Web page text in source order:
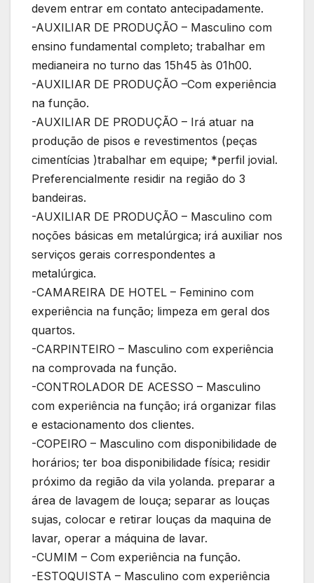
devem entrar em contato antecipadamente.
-AUXILIAR DE PRODUÇÃO – Masculino com
ensino fundamental completo; trabalhar em
medianeira no turno das 15h45 às 01h00.
-AUXILIAR DE PRODUÇÃO –Com experiência
na função.
-AUXILIAR DE PRODUÇÃO – Irá atuar na
produção de pisos e revestimentos (peças
cimentícias )trabalhar em equipe; *perfil jovial.
Preferencialmente residir na região do 3
bandeiras.
-AUXILIAR DE PRODUÇÃO – Masculino com
noções básicas em metalúrgica; irá auxiliar nos
serviços gerais correspondentes a
metalúrgica.
-CAMAREIRA DE HOTEL – Feminino com
experiência na função; limpeza em geral dos
quartos.
-CARPINTEIRO – Masculino com experiência
na comprovada na função.
-CONTROLADOR DE ACESSO – Masculino
com experiência na função; irá organizar filas
e estacionamento dos clientes.
-COPEIRO – Masculino com disponibilidade de
horários; ter boa disponibilidade física; residir
próximo da região da vila yolanda. preparar a
área de lavagem de louça; separar as louças
sujas, colocar e retirar louças da maquina de
lavar, operar a máquina de lavar.
-CUMIM – Com experiência na função.
-ESTOQUISTA – Masculino com experiência